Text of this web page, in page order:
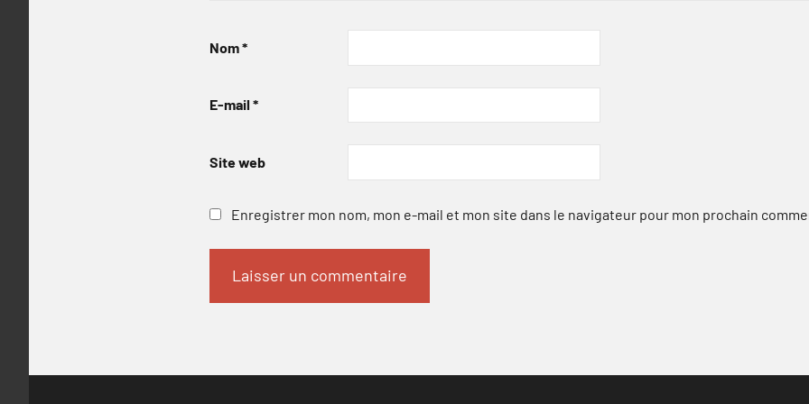
Nom*
E-mail *
Site web
Enregistrer mon nom, mon e-mail et mon site dans le navigateur pour mon prochain